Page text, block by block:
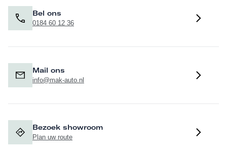
Bel ons
0184 60 12 36
Mail ons
info@mak-auto.nl
Bezoek showroom
Plan uw route